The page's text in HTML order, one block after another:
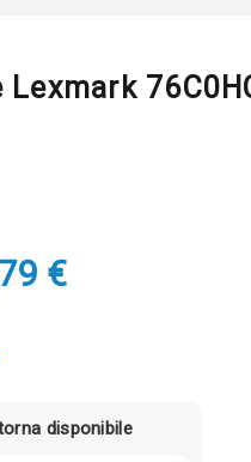
€Il
disponibile